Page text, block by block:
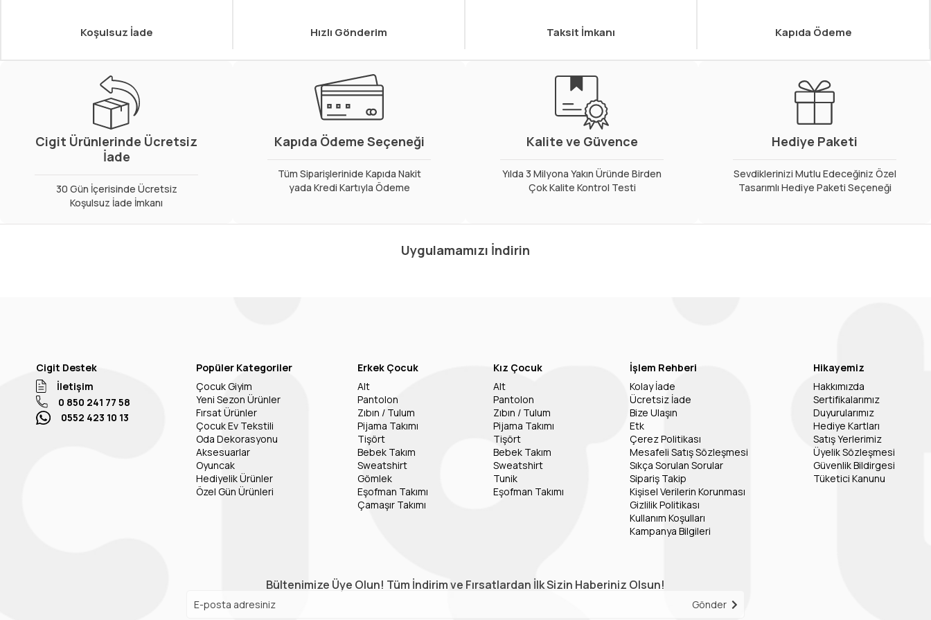
Koşulsuz İade Hızlı Gönderim Taksit İmkanı Kapıda Ödeme
Cigit Ürünlerinde Ücretsiz
İade
30 Gün İçerisinde Ücretsiz
Koşulsuz İade İmkanı
Kapıda Ödeme Seçeneği
Tüm Siparişlerinide Kapıda Nakit
yada Kredi Kartıyla Ödeme
Kalite ve Güvence
Yılda 3 Milyona Yakın Üründe Birden
Çok Kalite Kontrol Testi
Hediye Paketi
Sevdiklerinizi Mutlu Edeceğiniz Özel
Tasarımlı Hediye Paketi Seçeneği
Uygulamamızı İndirin
Cigit Destek
İletişim
0 850 241 77 58
0552 423 10 13
Popüler Kategoriler
Çocuk Giyim
Yeni Sezon Ürünler
Fırsat Ürünler
Çocuk Ev Tekstili
Oda Dekorasyonu
Aksesuarlar
Oyuncak
Hediyelik Ürünler
Özel Gün Ürünleri
Erkek Çocuk
Alt
Pantolon
Zıbın / Tulum
Pijama Takımı
Tişört
Bebek Takım
Sweatshirt
Gömlek
Eşofman Takımı
Çamaşır Takımı
Kız Çocuk
Alt
Pantolon
Zıbın / Tulum
Pijama Takımı
Tişört
Bebek Takım
Sweatshirt
Tunik
Eşofman Takımı
İşlem Rehberi
Kolay İade
Ücretsiz İade
Bize Ulaşın
Etk
Çerez Politikası
Mesafeli Satış Sözleşmesi
Sıkça Sorulan Sorular
Sipariş Takip
Kişisel Verilerin Korunması
Gizlilik Politikası
Kullanım Koşulları
Kampanya Bilgileri
Hikayemiz
Hakkımızda
Sertifikalarımız
Duyurularımız
Hediye Kartları
Satış Yerlerimiz
Üyelik Sözleşmesi
Güvenlik Bildirgesi
Tüketici Kanunu
Bültenimize Üye Olun! Tüm İndirim ve Fırsatlardan İlk Sizin Haberiniz Olsun!
Gönder